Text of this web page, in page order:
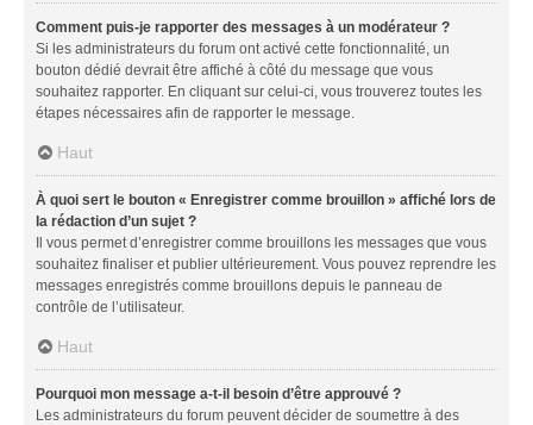
Comment puis-je rapporter des messages à un modérateur ?
Si les administrateurs du forum ont activé cette fonctionnalité, un
bouton dédié devrait être affiché à côté du message que vous
souhaitez rapporter. En cliquant sur celui-ci, vous trouverez toutes les
étapes nécessaires afin de rapporter le message.
Haut
À quoi sert le bouton « Enregistrer comme brouillon » affiché lors de
la rédaction d’un sujet ?
Il vous permet d’enregistrer comme brouillons les messages que vous
souhaitez finaliser et publier ultérieurement. Vous pouvez reprendre les
messages enregistrés comme brouillons depuis le panneau de
contrôle de l’utilisateur.
Haut
Pourquoi mon message a-t-il besoin d’être approuvé ?
Les administrateurs du forum peuvent décider de soumettre à des